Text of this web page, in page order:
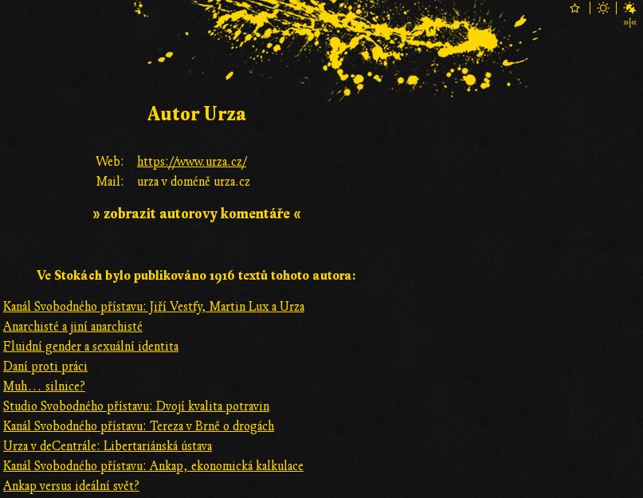
Autor Urza
Web:
https://www.urza.cz/
Mail:
urza v doméně urza.cz
» zobrazit autorovy komentáře «
Ve Stokách bylo publikováno 1916 textů tohoto autora:
Kanál Svobodného přístavu: Jiří Vestfy, Martin Lux a Urza
Anarchisté a jiní anarchisté
Fluidní gender a sexuální identita
Daní proti práci
Muh… silnice?
Studio Svobodného přístavu: Dvojí kvalita potravin
Kanál Svobodného přístavu: Tereza v Brně o drogách
Urza v deCentrále: Libertariánská ústava
Kanál Svobodného přístavu: Ankap, ekonomická kalkulace
Ankap versus ideální svět?